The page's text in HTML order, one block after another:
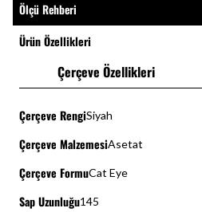
Ölçü Rehberi
Ürün Özellikleri
Çerçeve Özellikleri
Çerçeve RengiSiyah
Çerçeve MalzemesiAsetat
Çerçeve FormuCat Eye
Sap Uzunluğu145